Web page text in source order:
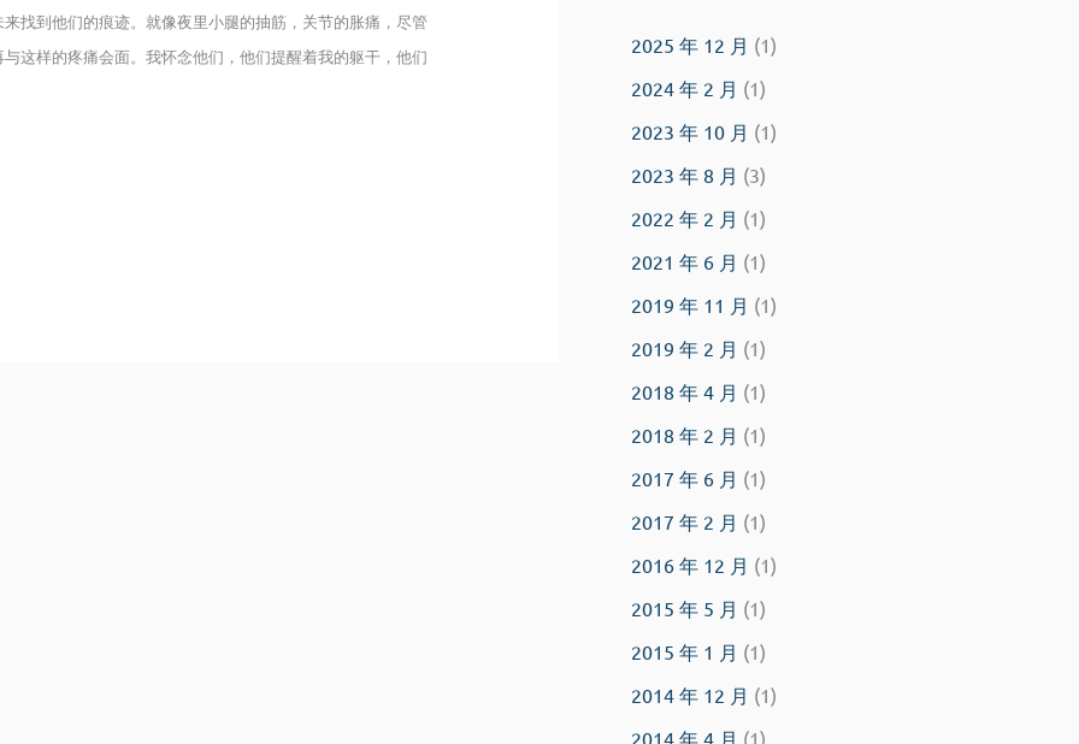
找到他们的痕迹。就像夜里小腿的抽筋，关节的胀痛，尽管
这样的疼痛会面。我怀念他们，他们提醒着我的躯干，他们
2025 年 12 月 (1)
2024 年 2 月 (1)
2023 年 10 月 (1)
2023 年 8 月 (3)
2022 年 2 月 (1)
2021 年 6 月 (1)
2019 年 11 月 (1)
2019 年 2 月 (1)
2018 年 4 月 (1)
2018 年 2 月 (1)
2017 年 6 月 (1)
2017 年 2 月 (1)
2016 年 12 月 (1)
2015 年 5 月 (1)
2015 年 1 月 (1)
2014 年 12 月 (1)
2014 年 4 月 (1)